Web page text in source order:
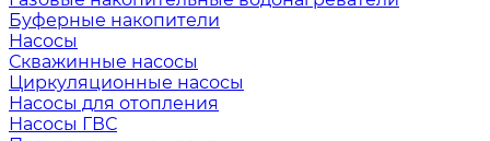
Буферные накопители
Насосы
Скважинные насосы
Циркуляционные насосы
Насосы для отопления
Насосы ГВС